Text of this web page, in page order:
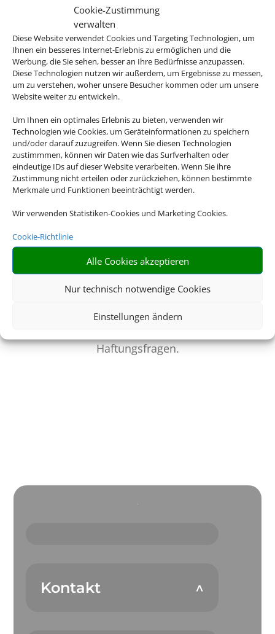
Cookie-Zustimmung
verwalten
Diese Website verwendet Cookies und Targeting Technologien, um
Ihnen ein besseres Internet-Erlebnis zu ermöglichen und die
Werbung, die Sie sehen, besser an Ihre Bedürfnisse anzupassen.
Diese Technologien nutzen wir außerdem, um Ergebnisse zu messen,
um zu verstehen, woher unsere Besucher kommen oder um unsere
Website weiter zu entwickeln.
Um Ihnen ein optimales Erlebnis zu bieten, verwenden wir
Technologien wie Cookies, um Geräteinformationen zu speichern
und/oder darauf zuzugreifen. Wenn Sie diesen Technologien
zustimmmen, können wir Daten wie das Surfverhalten oder
eindeutige IDs auf dieser Website verarbeiten. Wenn Sie ihre
Zustimmung nicht erteilen oder zurückziehen, können bestimmte
Merkmale und Funktionen beeinträchtigt werden.
Wir verwenden Statistiken-Cookies und Marketing Cookies.
Cookie-Richtlinie
Alle Cookies akzeptieren
Nur technisch notwendige Cookies
Einstellungen ändern
Wir arbeiten eng mit unserem
ISO-zertifizierten
Busunternehmen
Schmetterling zusammen.
Es verfügt über eine moderne
Busflotte und aktuelle
Den gesamten
organisatorischen Aufwand
übernimmt der
Reiseveranstalter für Sie
Haftungsfragen.
Kontakt